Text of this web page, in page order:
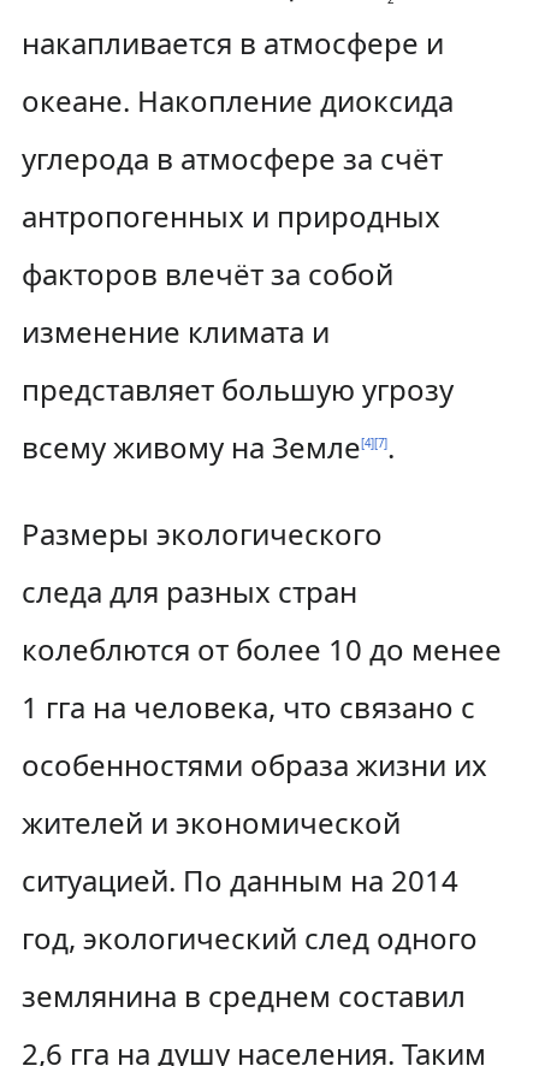
накапливается в атмосфере и
океане. Накопление диоксида
углерода в атмосфере за счёт
антропогенных и природных
факторов влечёт за собой
изменение климата и
представляет большую угрозу
всему живому на Земле[4][7].
Размеры экологического
следа для разных стран
колеблются от более 10 до менее
1 гга на человека, что связано с
особенностями образа жизни их
жителей и экономической
ситуацией. По данным на 2014
год, экологический след одного
землянина в среднем составил
2,6 гга на душу населения. Таким